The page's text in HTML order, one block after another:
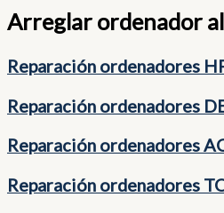
Arreglar ordenador
Reparación ordenadores
Reparación ordenadores
Reparación ordenadores
Reparación ordenadores